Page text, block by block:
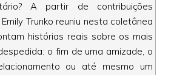
A partir de contribuições
Trunko reuniu nesta coletânea
histórias reais sobre os mais
o fim de uma amizade, o
ou até mesmo um